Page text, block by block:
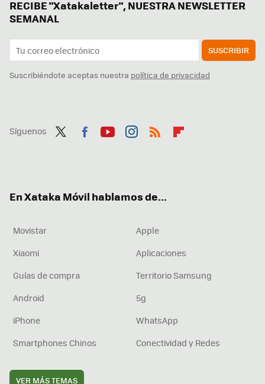
RECIBE "Xatakaletter", NUESTRA NEWSLETTER
SEMANAL
SUSCRIBIR
Suscribiéndote aceptas nuestra política de privacidad
Síguenos
En Xataka Móvil hablamos de...
Movistar
Apple
Xiaomi
Aplicaciones
Guías de compra
Territorio Samsung
Android
5g
iPhone
WhatsApp
Smartphones Chinos
Conectividad y Redes
VER MÁS TEMAS